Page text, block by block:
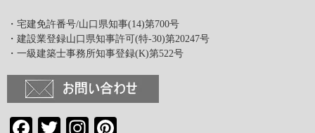
・宅建免許番号/山口県知事(14)第700号
・建設業登録山口県知事許可(特-30)第20247号
・一級建築士事務所知事登録(K)第522号
FacebookTwitter Instagram